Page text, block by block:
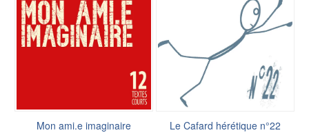
Mon ami.e imaginaire Le Cafard hérétique n°22